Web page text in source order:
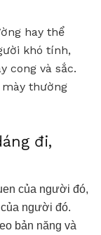
hay thể
khó tính,
cong và sắc.
thường
đi,
của người đó,
người đó.
bản năng và